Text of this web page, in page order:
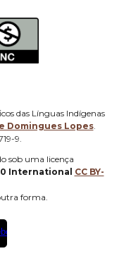
das Línguas Indígenas
Domingues Lopes.
9.
sob uma licença
International CC BY-
forma